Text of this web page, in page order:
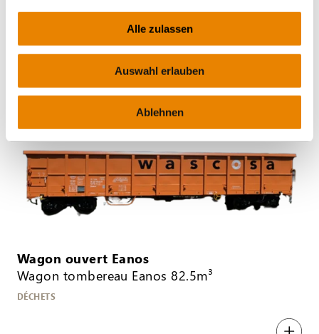
Alle zulassen
Auswahl erlauben
Ablehnen
Wagon ouvert, 57m3, Eamnos
DÉCHETS
Wagon ouvert Eanos
Wagon tombereau Eanos 82.5m³
DÉCHETS